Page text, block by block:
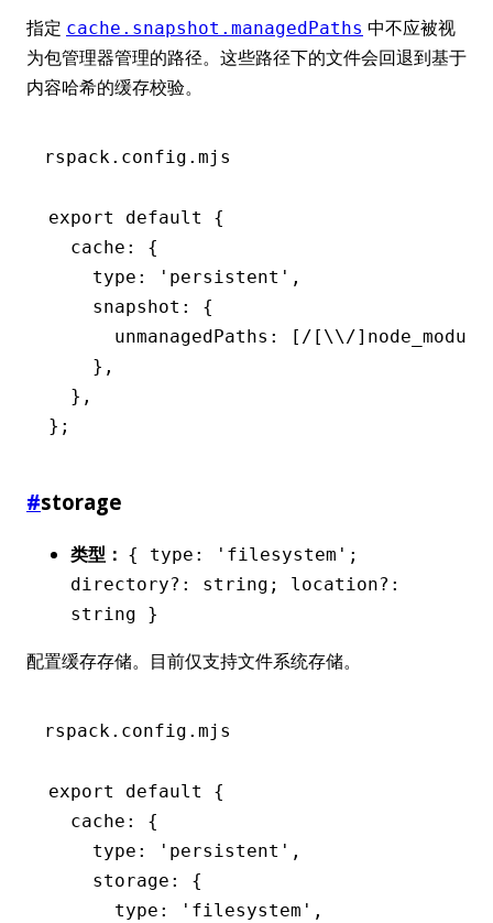
指定 cache.snapshot.managedPaths 中不应被视
为包管理器管理的路径。这些路径下的文件会回退到基于
内容哈希的缓存校验。
rspack.config.mjs
export default
{
  cache
:
{
    type
: 'persistent' ,
    snapshot
:
{
      unmanagedPaths
: [ /[\\/
    }
,
  }
,
};
#storage
类型： { type: 'filesystem';
directory?: string; location?:
string }
配置缓存存储。目前仅支持文件系统存储。
rspack.config.mjs
export default
{
  cache
:
{
    type
: 'persistent' ,
    storage
:
{
      type
: 'filesystem' ,